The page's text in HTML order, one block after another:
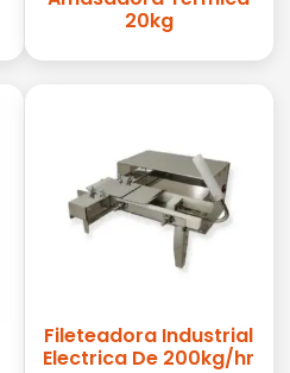
20kg
Fileteadora Industrial
Electrica De 200kg/hr